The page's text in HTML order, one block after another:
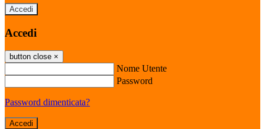
Accedi
Accedi
button close ×
Nome Utente
Password
Password dimenticata?